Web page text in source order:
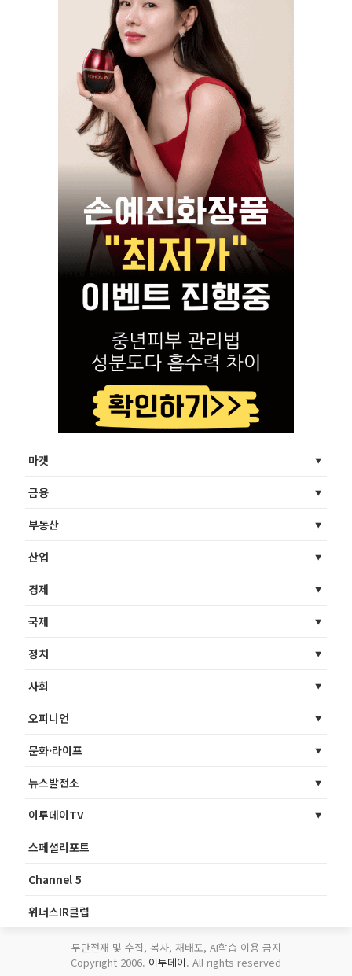
마켓
금융
부동산
산업
경제
국제
정치
사회
오피니언
문화·라이프
뉴스발전소
이투데이TV
스페셜리포트
Channel 5
위너스IR클럽
무단전재 및 수집, 복사, 재배포, AI학습 이용 금지
Copyright 2006. 이투데이. All rights reserved